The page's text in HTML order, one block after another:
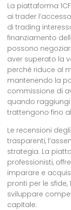
La piattaforma
ai trader
di trading
finanziamento
possono
aver superato la
perché riduce al
mantenendo la
commissione di
quando
trattengono fino
Le recensioni
trasparenti,
strategia. La
professionisti,
imparare e
pronti per le sfide,
sviluppare
capitale.